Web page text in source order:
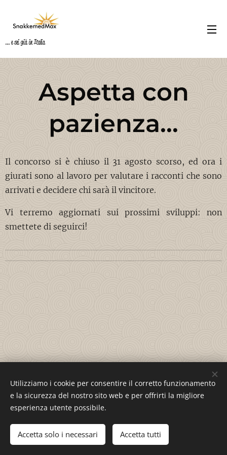
... e sei già in Italia
Aspetta con
pazienza...
Il concorso si è chiuso il 31 agosto scorso, ed ora i
giurati sono al lavoro per valutare i racconti che sono
arrivati e decidere chi sarà il vincitore.
Vi terremo aggiornati sui prossimi sviluppi: non
smettete di seguirci!
© 2023 Snakkemedmax I/S - Tutti i diritti riservati
Cookies
Italiano
Español English
Utilizziamo i cookie per consentire il corretto funzionamento
e la sicurezza del nostro sito web e per offrirti la migliore
esperienza utente possibile.
Accetta solo i necessari Accetta tutti